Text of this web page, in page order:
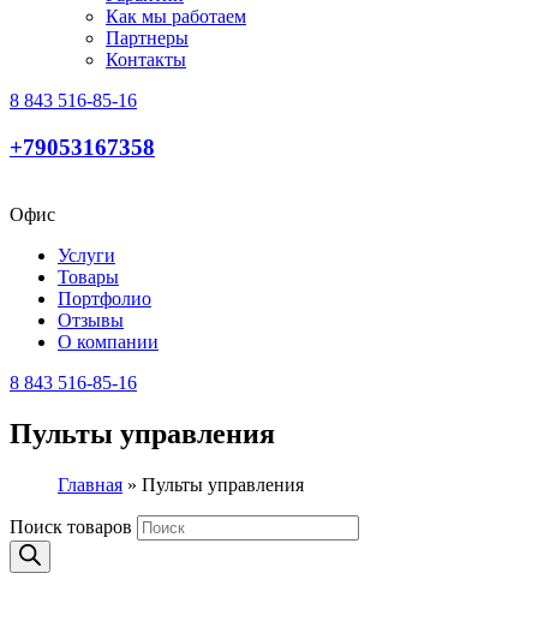
Как мы работаем
Партнеры
Контакты
8 843 516-85-16
+79053167358
Офис
Услуги
Товары
Портфолио
Отзывы
О компании
8 843 516-85-16
Пульты управления
Главная » Пульты управления
Поиск товаров